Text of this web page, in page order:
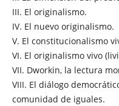
III. El originalismo.
IV. El nuevo originalismo.
V. El constitucionalismo
VI. El originalismo vivo
VII. Dworkin, la lectura
VIII. El diálogo
comunidad de iguales.